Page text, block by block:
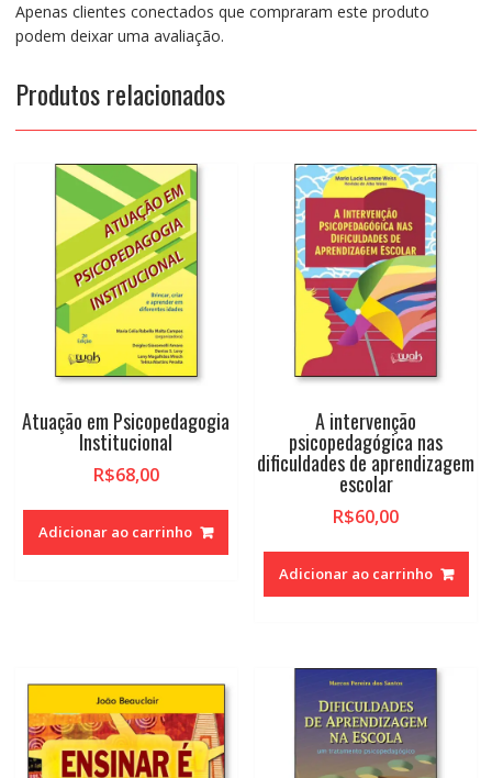
Apenas clientes conectados que compraram este produto
podem deixar uma avaliação.
Produtos relacionados
Atuação em Psicopedagogia
Institucional
R$68,00
Adicionar ao carrinho
A intervenção
psicopedagógica nas
dificuldades de aprendizagem
escolar
R$60,00
Adicionar ao carrinho